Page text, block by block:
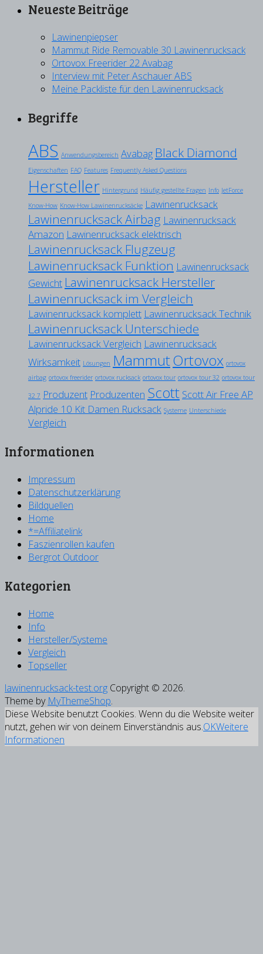
Neueste Beiträge
Lawinenpiepser
Mammut Ride Removable 30 Lawinenrucksack
Ortovox Freerider 22 Avabag
Interview mit Peter Aschauer ABS
Meine Packliste für den Lawinenrucksack
Begriffe
ABS Anwendungsbereich Avabag Black Diamond
Eigenschaften FAQ Features Frequently Asked Questions
Hersteller Hintergrund Häufig gestellte Fragen Info JetForce
Know-How Know-How Lawinenrucksäcke Lawinenrucksack
Lawinenrucksack Airbag Lawinenrucksack
Amazon Lawinenrucksack elektrisch
Lawinenrucksack Flugzeug
Lawinenrucksack Funktion Lawinenrucksack
Gewicht Lawinenrucksack Hersteller
Lawinenrucksack im Vergleich
Lawinenrucksack komplett Lawinenrucksack Technik
Lawinenrucksack Unterschiede
Lawinenrucksack Vergleich Lawinenrucksack
Wirksamkeit Lösungen MammutOrtovox ortovox
airbag ortovox freerider ortovox rucksack ortovox tour ortovox tour 32 ortovox tour
32 7 Produzent Produzenten Scott Scott Air Free AP
Alpride 10 Kit Damen Rucksack Systeme Unterschiede
Vergleich
Informationen
Impressum
Datenschutzerklärung
Bildquellen
Home
*=Affiliatelink
Faszienrollen kaufen
Bergrot Outdoor
Kategorien
Home
Info
Hersteller/Systeme
Vergleich
Topseller
lawinenrucksack-test.org Copyright © 2026.
Theme by MyThemeShop.
Diese Website benutzt Cookies. Wenn du die Website weiter
nutzt, gehen wir von deinem Einverständnis aus.OKWeitere
Informationen